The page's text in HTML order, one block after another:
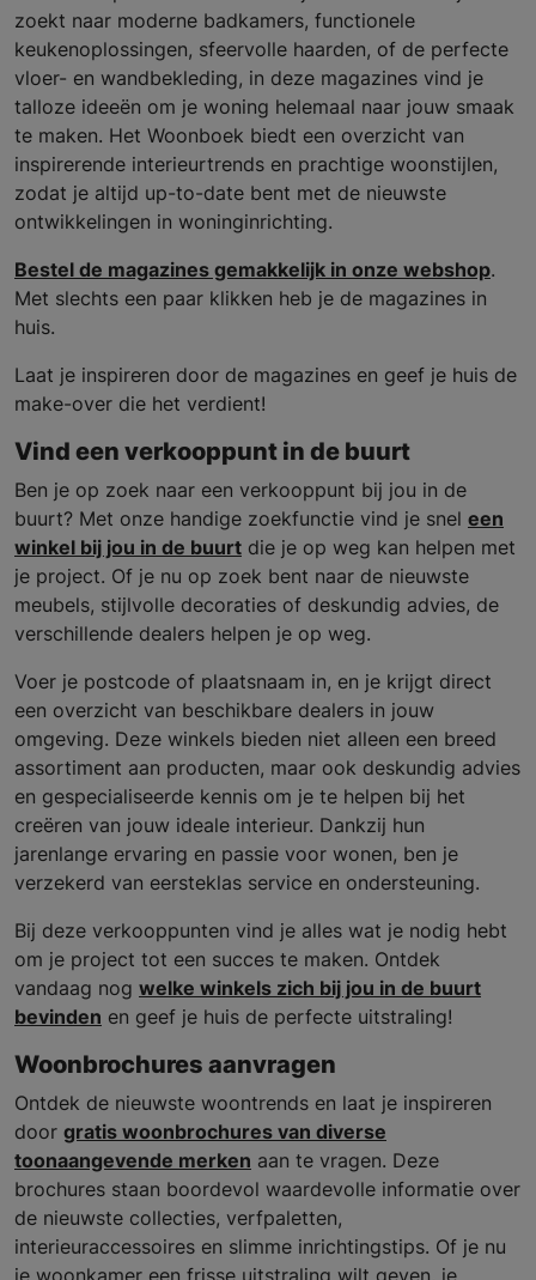
zoekt naar moderne badkamers, functionele
keukenoplossingen, sfeervolle haarden, of de perfecte
vloer- en wandbekleding, in deze magazines vind je
talloze ideeën om je woning helemaal naar jouw smaak
te maken. Het Woonboek biedt een overzicht van
inspirerende interieurtrends en prachtige woonstijlen,
zodat je altijd up-to-date bent met de nieuwste
ontwikkelingen in woninginrichting.
Bestel de magazines gemakkelijk in onze webshop.
Met slechts een paar klikken heb je de magazines in
huis.
Laat je inspireren door de magazines en geef je huis de
make-over die het verdient!
Vind een verkooppunt in de buurt
Ben je op zoek naar een verkooppunt bij jou in de
buurt? Met onze handige zoekfunctie vind je snel een
winkel bij jou in de buurt die je op weg kan helpen met
je project. Of je nu op zoek bent naar de nieuwste
meubels, stijlvolle decoraties of deskundig advies, de
verschillende dealers helpen je op weg.
Voer je postcode of plaatsnaam in, en je krijgt direct
een overzicht van beschikbare dealers in jouw
omgeving. Deze winkels bieden niet alleen een breed
assortiment aan producten, maar ook deskundig advies
en gespecialiseerde kennis om je te helpen bij het
creëren van jouw ideale interieur. Dankzij hun
jarenlange ervaring en passie voor wonen, ben je
verzekerd van eersteklas service en ondersteuning.
Bij deze verkooppunten vind je alles wat je nodig hebt
om je project tot een succes te maken. Ontdek
vandaag nog welke winkels zich bij jou in de buurt
bevinden en geef je huis de perfecte uitstraling!
Woonbrochures aanvragen
Ontdek de nieuwste woontrends en laat je inspireren
door gratis woonbrochures van diverse
toonaangevende merken aan te vragen. Deze
brochures staan boordevol waardevolle informatie over
de nieuwste collecties, verfpaletten,
interieuraccessoires en slimme inrichtingstips. Of je nu
je woonkamer een frisse uitstraling wilt geven, je